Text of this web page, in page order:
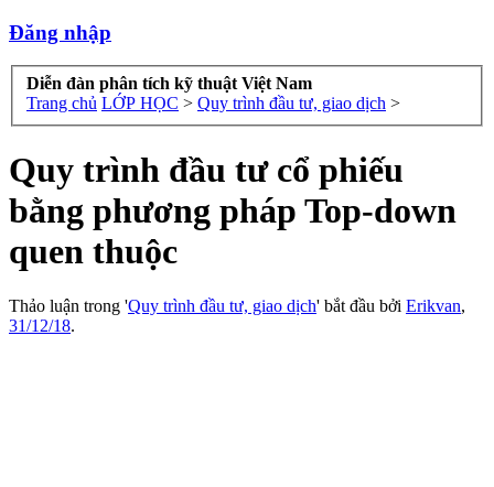
Đăng nhập
Diễn đàn phân tích kỹ thuật Việt Nam
Trang chủ LỚP HỌC > Quy trình đầu tư, giao dịch >
Quy trình đầu tư cổ phiếu
bằng phương pháp Top-down
quen thuộc
Thảo luận trong 'Quy trình đầu tư, giao dịch' bắt đầu bởi Erikvan,
31/12/18.